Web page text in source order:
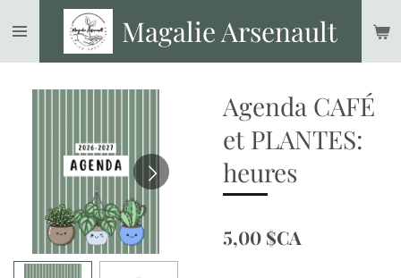
au
contenu
principal
Magalie Arsenault
Agenda CAFÉ
et PLANTES:
heures
5,00 $CA